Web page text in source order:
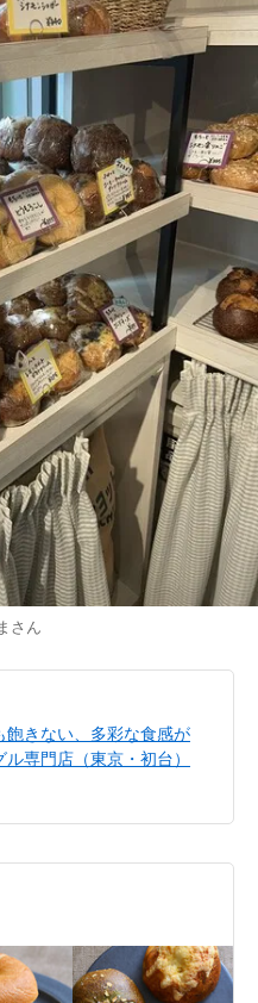
さん
飽きない、多彩な食感が
専門店（東京・初台）